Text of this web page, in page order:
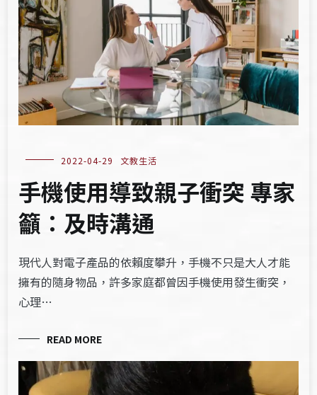
2022-04-29 文教生活
手機使用導致親子衝突 專家
籲：及時溝通
現代人對電子產品的依賴度攀升，手機不只是大人才能
擁有的隨身物品，許多家庭都曾因手機使用發生衝突，
心理…
READ MORE